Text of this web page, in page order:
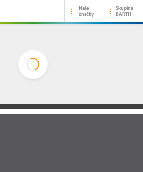
Naše
značky
Skupina
BARTH